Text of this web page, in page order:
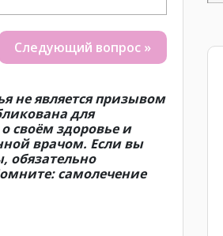
Следующий вопрос »
не является призывом
для
своём здоровье и
врачом. Если вы
обязательно
самолечение